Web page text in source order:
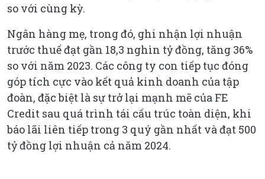
so với cùng kỳ.
Ngân hàng mẹ, trong đó, ghi nhận lợi nhuận
trước thuế đạt gần 18,3 nghìn tỷ đồng, tăng 36%
so với năm 2023. Các công ty con tiếp tục đóng
góp tích cực vào kết quả kinh doanh của tập
đoàn, đặc biệt là sự trở lại mạnh mẽ của FE
Credit sau quá trình tái cấu trúc toàn diện, khi
báo lãi liên tiếp trong 3 quý gần nhất và đạt 500
tỷ đồng lợi nhuận cả năm 2024.